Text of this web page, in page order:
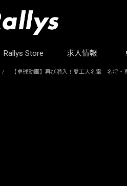
Rallys Store 求人情報
/ 【卓球動画】再び潜入！愛工大名電 名将・